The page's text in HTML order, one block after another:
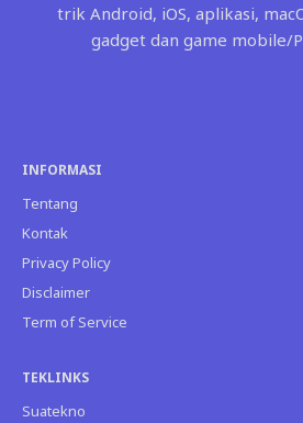
trik Android, iOS, aplikasi,
gadget dan game mobile/
INFORMASI
Tentang
Kontak
Privacy Policy
Disclaimer
Term of Service
TEKLINKS
Suatekno